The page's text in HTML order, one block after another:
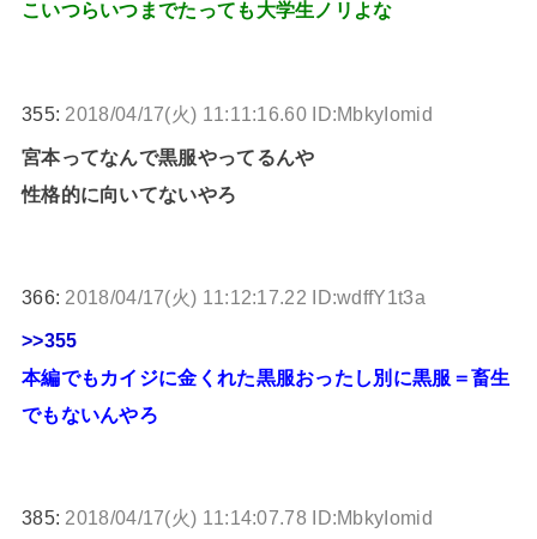
こいつらいつまでたっても大学生ノリよな
355: 2018/04/17(火) 11:11:16.60 ID:MbkyIomid
宮本ってなんで黒服やってるんや
性格的に向いてないやろ
366: 2018/04/17(火) 11:12:17.22 ID:wdffY1t3a
>>355
本編でもカイジに金くれた黒服おったし別に黒服＝畜生
でもないんやろ
385: 2018/04/17(火) 11:14:07.78 ID:MbkyIomid